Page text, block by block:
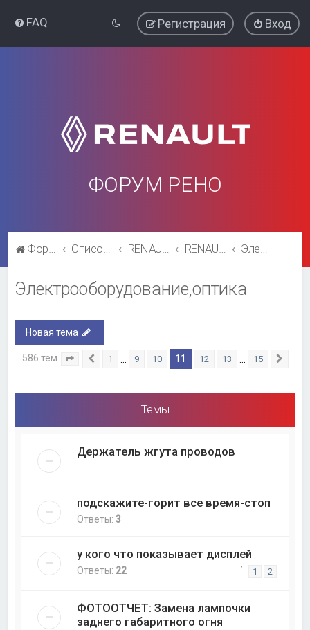
FAQ Вход
Регистрация
ФОРУМ РЕНО
Форум Рено Список форумов RENAULT SYMBOL RENAULT SYMBOL Электрооборудование,оптика
Электрооборудование,оптика
Новая тема
586 тем Страница 11 из
Пред.
1 9 10 11 12 13 15
Темы
Держатель жгута проводов
подскажите-горит все время-стоп
Ответы:3
у кого что показывает дисплей
Ответы: 22 1 2
ФОТООТЧЕТ: Замена лампочки
заднего габаритного огня